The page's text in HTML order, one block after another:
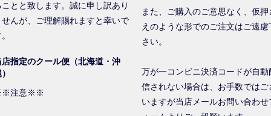
ことと致します。誠に申し訳あり
せんが、ご理解賜れますと幸いで
店指定のクール便（北海道・沖
注意※※
また、ご購入のご意思なく、仮押
えのような形でのご注文はご遠慮
さい。
万が一コンビニ決済コードが自動
信されない場合は、お手数ではご
いますが当店メールお問い合わせ